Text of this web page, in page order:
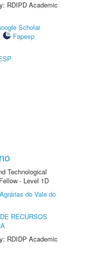
RDIPD Academic
Scholar
Fapesp
Technological
- Level 1D
do Vale do
RECURSOS
RDIDP Academic